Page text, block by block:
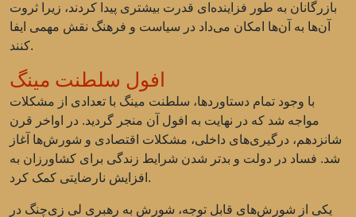
بازرگانان به طور فزاینده‌ای قدرت بیشتری پیدا کردند، زیرا ثروت
آن‌ها به آن‌ها امکان می‌داد در سیاست و فرهنگ نقش مهمی ایفا
کنند.
افول سلطنت مینگ
با وجود تمام دستاوردها، سلطنت مینگ با تعدادی از مشکلات
مواجه شد که در نهایت به افول آن منجر گردید. در اواخر قرن
شانزدهم، درگیری‌های داخلی، مشکلات اقتصادی و شورش‌ها آغاز
شد. فساد در دولت و بدتر شدن شرایط زندگی برای کشاورزان به
افزایش نارضایتی کمک کرد.
یکی از شورش‌های قابل توجه، شورش به رهبری لی زی‌چنگ در